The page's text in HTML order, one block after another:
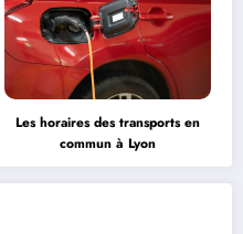
Les horaires des transports en
commun à Lyon